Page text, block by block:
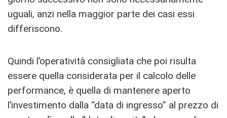
uguali, anzi nella maggior parte dei casi essi
differiscono.
Quindi l’operatività consigliata che poi risulta
essere quella considerata per il calcolo delle
performance, è quella di mantenere aperto
l’investimento dalla “data di ingresso” al prezzo di